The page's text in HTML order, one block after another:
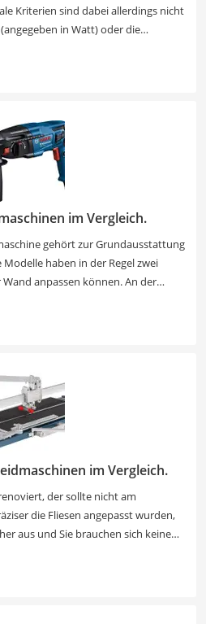
Kriterien sind dabei allerdings nicht
in Watt) oder die
ist nicht immer vorhanden. Sehen
diese Probleme nicht
im Vergleich.
gehört zur Grundausstattung
haben in der Regel zwei
anpassen können. An der
zahlt es sich aus, wenn die
wiegt. Verzichten Sie aber nicht auf
nicht zufällig über eine anderweitige
Haus verfügen.
im Vergleich.
der sollte nicht am
die Fliesen angepasst wurden,
aus und Sie brauchen sich keine